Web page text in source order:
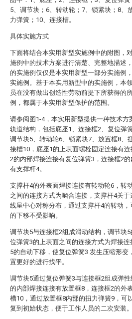
5、调节块；6、转动轮；7、锁紧块；8、
力弹簧；10、连接槽。
具体实施方式
下面将结合本实用新型实施例中的附图，
施例中的技术方案进行清楚、完整地描述
的实施例仅仅是本实用新型一部分实施例
实施例。基于本实用新型中的实施例，本
员在没有做出创造性劳动前提下所获得的
例，都属于本实用新型保护的范围。
请参阅图1-4，本实用新型提供一种技术方
轨道结构，包括底座1、连接框2、复位弹
调节块5、转动轮6、锁紧块7、放置框8、
接槽10，底座1的上表面螺栓固定连接有
2的内部焊接连接有复位弹簧3，连接框2
有支撑杆4。
支撑杆4的外表面焊接连接有转动轮6，转
之间的连接方式为啮合连接，支撑杆4关于
线呈中心对称分布，通过支撑杆4的转动
的下移不受影响。
调节块5与连接框2组成滑动结构，调节块
位弹簧3的上表面之间的连接方式为焊接
5的自动下移，使复位弹簧3 发生压缩形变
置更好的进行找平。
调节块5通过复位弹簧3与连接框2组成弹
的内部焊接连接有放置框8，连接框2的外
槽10，通过放置框8内部的扭力弹簧9，可
复到初始状态，便于工作人员的二次安装。